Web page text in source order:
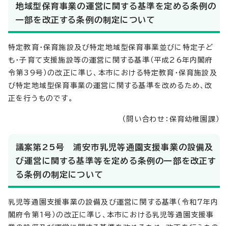
地域型保育事業の運営に関する基準を定める条例の
一部を改正する条例の制定について
特定教育・保育施設及び特定地域型保育事業並びに特定子ど
も・子育て支援施設等の運営に関する基準（平成26年内閣府
令第39号）の改正に準じ、本市における特定教育・保育施設及
び特定地域型保育事業の運営に関する基準を改めるため、改
正を行うものです。
（問い合わせ：保育幼稚園課）
議案第25号 浦安市乳児等通園支援事業の設備及
び運営に関する基準等を定める条例の一部を改正す
る条例の制定について
乳児等通園支援事業の設備及び運営に関する基準（令和7年内
閣府令第1号）の改正に準じ、本市における乳児等通園支援事